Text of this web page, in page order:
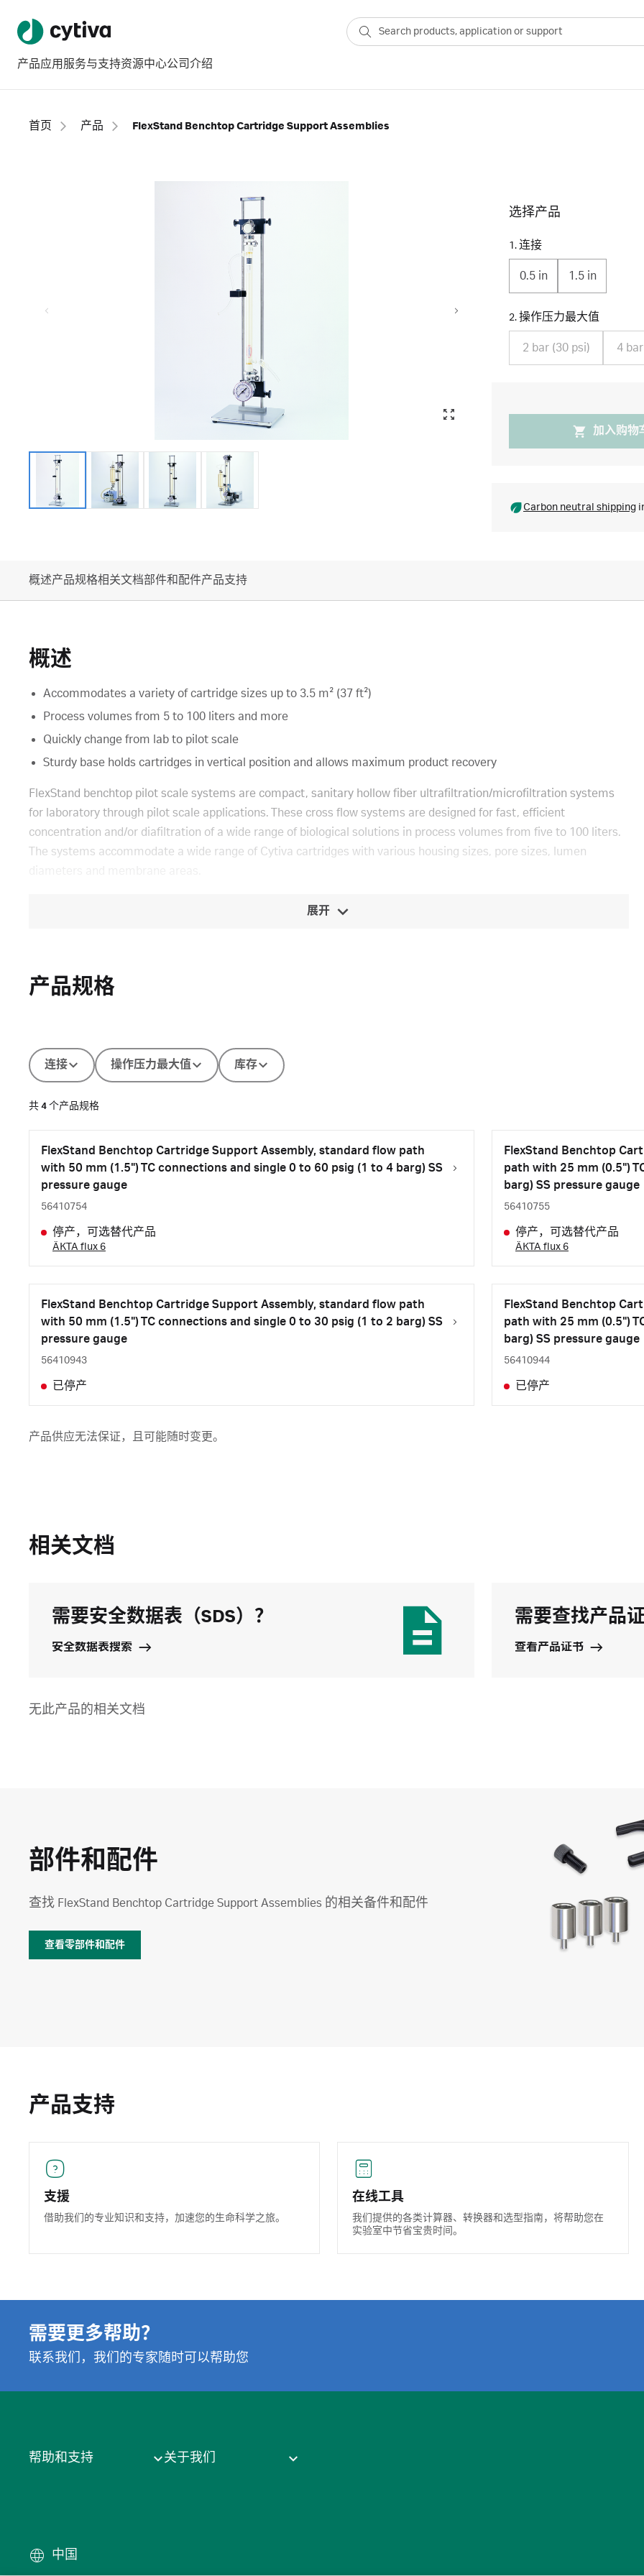
产品应用 服务与支持资源中心公司介绍
首页 产品 FlexStand Benchtop Cartridge Support Assemblies
选择产品
1. 连接
0.5 in 1.5 in
2. 操作压力最大值
2 bar (30 psi) 4
加入购物
Carbon neutral shipping
概述产品规格相关文档部件和配件产品支持
概述
Accommodates a variety of cartridge sizes up to 3.5 m² (37 ft²)
Process volumes from 5 to 100 liters and more
Quickly change from lab to pilot scale
Sturdy base holds cartridges in vertical position and allows maximum product recovery
FlexStand benchtop pilot scale systems are compact, sanitary hollow fiber ultrafiltration/microfiltration systems
for laboratory through pilot scale applications. These cross flow systems are designed for fast, efficient
concentration and/or diafiltration of a wide range of biological solutions in process volumes from five to 100 liters.
The systems accommodate a wide range of Cytiva cartridges with various housing sizes, pore sizes, lumen
展开
产品规格
连接 操作压力最大值 库存
共 4 个产品规格
FlexStand Benchtop Cartridge Support Assembly, standard flow path
with 50 mm (1.5") TC connections and single 0 to 60 psig (1 to 4 barg) SS
pressure gauge
56410754
停产，可选替代产品
ÄKTA flux 6
FlexStand Benchtop
path with 25 mm (0.5")
barg) SS pressure gauge
56410755
停产，可选替代产品
ÄKTA flux 6
FlexStand Benchtop Cartridge Support Assembly, standard flow path
with 50 mm (1.5") TC connections and single 0 to 30 psig (1 to 2 barg) SS
pressure gauge
56410943
已停产
FlexStand Benchtop
path with 25 mm (0.5")
barg) SS pressure gauge
56410944
已停产
产品供应无法保证，且可能随时变更。
相关文档
需要安全数据表（SDS）？
安全数据表搜索
需要查找产品
查看产品证书
无此产品的相关文档
部件和配件
查找 FlexStand Benchtop Cartridge Support Assemblies 的相关备件和配件
查看零部件和配件
产品支持
支援
借助我们的专业知识和支持，加速您的生命科学之旅。
在线工具
我们提供的各类计算器、转换器和选型指南，将帮助您在
实验室中节省宝贵时间。
需要更多帮助？
联系我们，我们的专家随时可以帮助您
帮助和支持 关于我们
中国